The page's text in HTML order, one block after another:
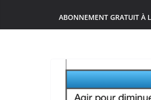
ABONNEMENT GRATUIT À